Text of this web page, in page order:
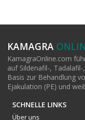
KAMAGRA
KamagraOnline.com
auf Sildenafil-,
Basis zur Behandlung
Ejakulation (PE) und
SCHNELLE LINKS
Über uns